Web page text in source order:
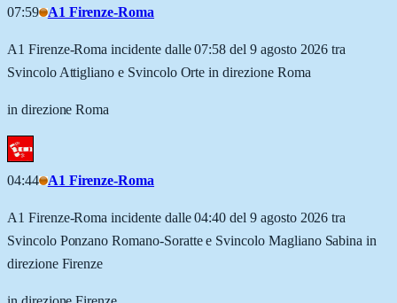
07:59 A1 Firenze-Roma
A1 Firenze-Roma incidente dalle 07:58 del 9 agosto 2026 tra
Svincolo Attigliano e Svincolo Orte in direzione Roma
in direzione Roma
04:44 A1 Firenze-Roma
A1 Firenze-Roma incidente dalle 04:40 del 9 agosto 2026 tra
Svincolo Ponzano Romano-Soratte e Svincolo Magliano Sabina in
direzione Firenze